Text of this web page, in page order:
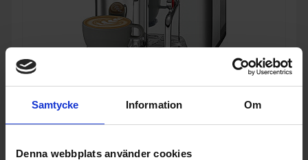
Samtycke Information Om
Denna webbplats använder cookies
Kapselmaskin